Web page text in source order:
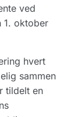
ved
1. oktober
hvert
sammen
tildelt en